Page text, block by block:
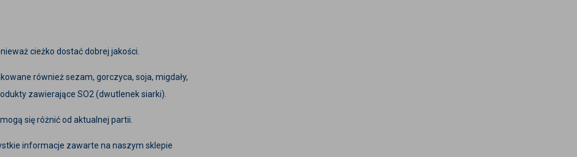
cieżko dostać dobrej jakości.
również sezam, gorczyca, soja, migdały,
zawierające SO2 (dwutlenek siarki).
się różnić od aktualnej partii.
informacje zawarte na naszym sklepie